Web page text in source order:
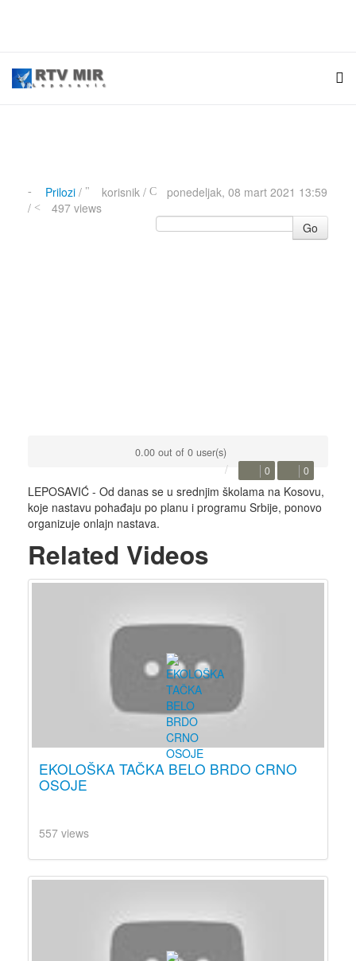
Prilozi/ korisnik /
ponedeljak, 08 mart 2021 13:59
/
497 views
Go
0.00 out of 0 user(s)
0 0
LEPOSAVIĆ - Od danas se u srednjim školama na Kosovu,
koje nastavu pohađaju po planu i programu Srbije, ponovo
organizuje onlajn nastava.
Related Videos
EKOLOŠKA TAČKA BELO BRDO CRNO
OSOJE
557 views